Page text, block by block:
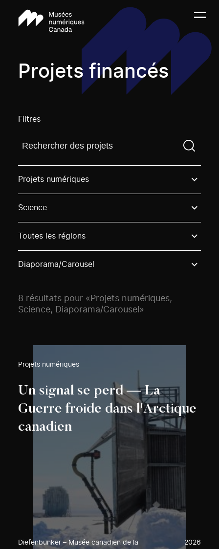
Projets financés
Filtres
Trouvez un projetVous devez saisir un terme de
Projets numériques
Science
Toutes les régions
Diaporama/Carousel
8 résultats pour «Projets numériques,
Science, Diaporama/Carousel»
Projets numériques
Un signal se perd — La
Guerre froide dans l'Arctique
canadien
Diefenbunker – Musée canadien de la
2026